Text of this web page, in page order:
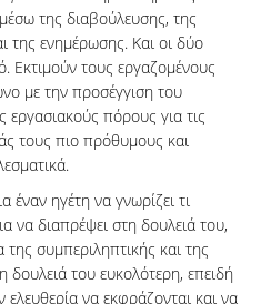
της διαβούλευσης, της
της ενημέρωσης. Και οι δύο
Εκτιμούν τους εργαζομένους
με την προσέγγιση του
εργασιακούς πόρους για τις
τους πιο πρόθυμους και
έναν ηγέτη να γνωρίζει τι
να διαπρέψει στη δουλειά του,
συμπεριληπτικής και της
δουλειά του ευκολότερη, επειδή
ελευθερία να εκφράζονται και να